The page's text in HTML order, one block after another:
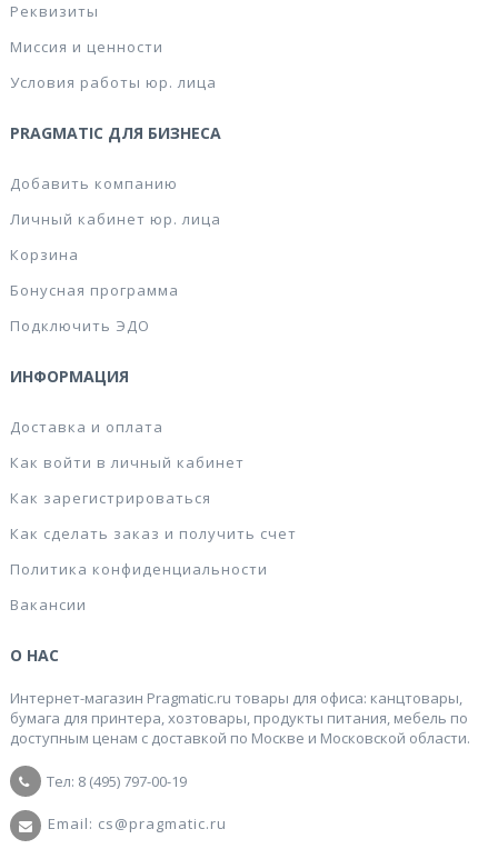
Реквизиты
Миссия и ценности
Условия работы юр. лица
PRAGMATIC ДЛЯ БИЗНЕСА
Добавить компанию
Личный кабинет юр. лица
Корзина
Бонусная программа
Подключить ЭДО
ИНФОРМАЦИЯ
Доставка и оплата
Как войти в личный кабинет
Как зарегистрироваться
Как сделать заказ и получить счет
Политика конфиденциальности
Вакансии
О НАС
Интернет-магазин Pragmatic.ru товары для офиса: канцтовары,
бумага для принтера, хозтовары, продукты питания, мебель по
доступным ценам с доставкой по Москве и Московской области.
Тел: 8 (495) 797-00-19
Email: cs@pragmatic.ru